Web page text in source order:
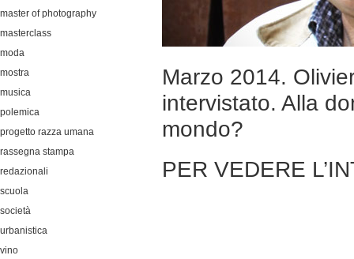
master of photography
masterclass
moda
mostra
musica
polemica
progetto razza umana
rassegna stampa
redazionali
scuola
società
urbanistica
vino
Marzo 2014.
intervistato. Alla
mondo?
PER VEDERE